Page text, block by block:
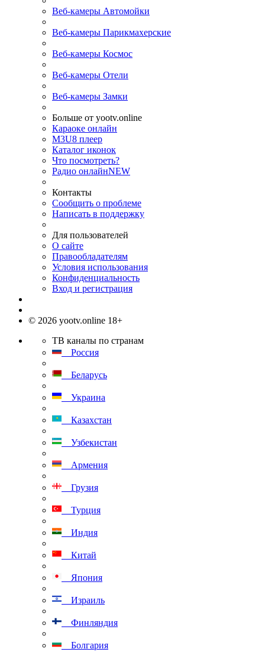
Веб-камеры Автомойки
Веб-камеры Парикмахерские
Веб-камеры Космос
Веб-камеры Отели
Веб-камеры Замки
Больше от yootv.online
Караоке онлайн
M3U8 плеер
Каталог иконок
Что посмотреть?
Радио онлайнNEW
Контакты
Сообщить о проблеме
Написать в поддержку
Для пользователей
О сайте
Правообладателям
Условия использования
Конфиденциальность
Вход и регистрация
© 2026 yootv.online 18+
ТВ каналы по странам
Россия
Беларусь
Украина
Казахстан
Узбекистан
Армения
Грузия
Турция
Индия
Китай
Япония
Израиль
Финляндия
Болгария